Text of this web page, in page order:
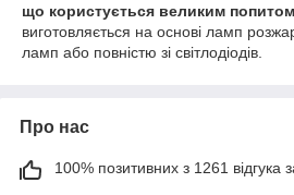
що користується великим
виготовляється на основі ламп
ламп або повністю зі світлодіодів.
Про нас
100% позитивних з 1261 відгука